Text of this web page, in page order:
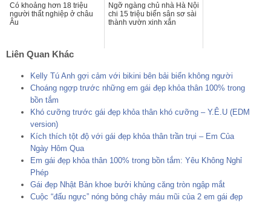
Có khoảng hơn 18 triệu
người thất nghiệp ở châu
Âu
Ngỡ ngàng chủ nhà Hà Nội
chi 15 triệu biến sân sơ sài
thành vườn xinh xắn
Liên Quan Khác
Kelly Tú Anh gợi cảm với bikini bên bải biển không người
Choáng ngợp trước những em gái đẹp khỏa thân 100% trong
bồn tắm
Khó cưỡng trước gái đẹp khỏa thân khó cưỡng – Y.Ê.U (EDM
version)
Kích thích tột độ với gái đẹp khỏa thân trần trụi – Em Của
Ngày Hôm Qua
Em gái đẹp khỏa thân 100% trong bồn tắm: Yêu Không Nghỉ
Phép
Gái đẹp Nhật Bản khoe bưởi khủng căng tròn ngập mắt
Cuộc “đấu ngực” nóng bỏng chảy máu mũi của 2 em gái đẹp